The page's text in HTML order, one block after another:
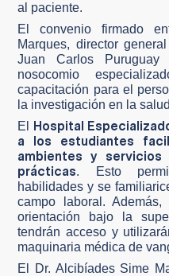
al paciente.
El convenio firmado
Marques, director
Juan Carlos Puruguay
nosocomio
capacitación para el
la investigación en la
El Hospital
a los estudiantes
ambientes y
prácticas. Esto
habilidades y se
campo laboral.
orientación bajo la
tendrán acceso y
maquinaria médica de
El Dr. Alcibíades Sime